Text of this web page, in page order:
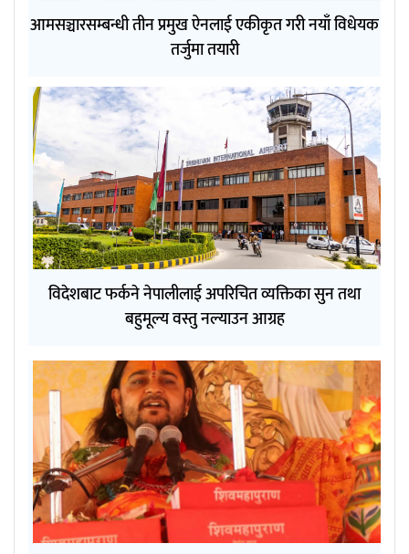
आमसञ्चारसम्बन्धी तीन प्रमुख ऐनलाई एकीकृत गरी नयाँ विधेयक
तर्जुमा तयारी
विदेशबाट फर्कने नेपालीलाई अपरिचित व्यक्तिका सुन तथा
बहुमूल्य वस्तु नल्याउन आग्रह